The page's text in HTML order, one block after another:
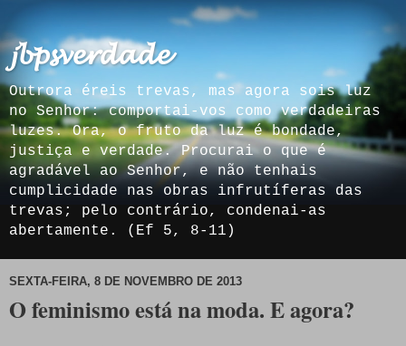
𝓳𝓫𝓹𝓼𝓿𝓮𝓻𝓭𝓪𝓭𝓮
Outrora éreis trevas, mas agora sois luz
no Senhor: comportai-vos como verdadeiras
luzes. Ora, o fruto da luz é bondade,
justiça e verdade. Procurai o que é
agradável ao Senhor, e não tenhais
cumplicidade nas obras infrutíferas das
trevas; pelo contrário, condenai-as
abertamente. (Ef 5, 8-11)
SEXTA-FEIRA, 8 DE NOVEMBRO DE 2013
O feminismo está na moda. E agora?